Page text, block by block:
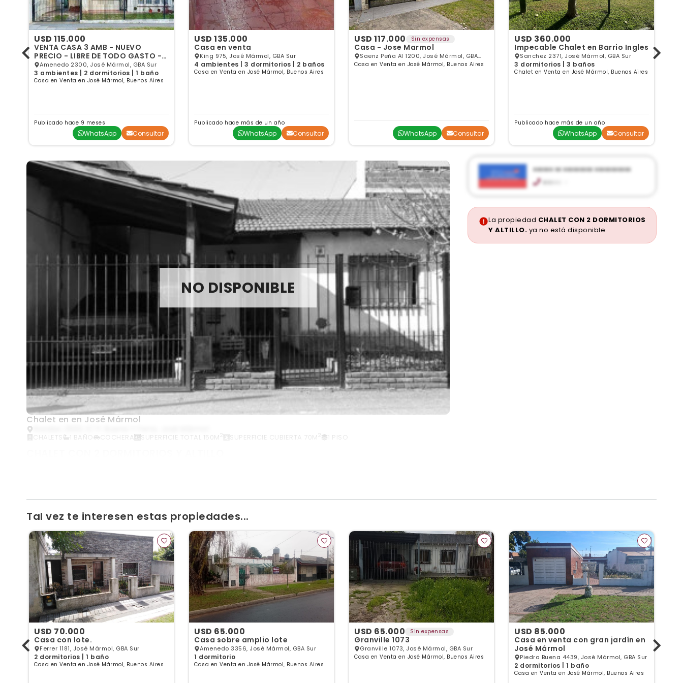
USD 115.000
VENTA CASA 3 AMB - NUEVO
PRECIO - LIBRE DE TODO GASTO -
APTA CREDITO
Amenedo 2300, José Mármol, GBA Sur
3 ambientes | 2 dormitorios | 1 baño
Casa en Venta en José Mármol, Buenos Aires
Publicado hace 9 meses
WhatsApp Consultar
USD 135.000
Casa en venta
King 975, José Mármol, GBA Sur
4 ambientes | 3 dormitorios | 2 baños
Casa en Venta en José Mármol, Buenos Aires
Publicado hace más de un año
WhatsApp Consultar
USD 117.000 Sin expensas
Casa - Jose Marmol
Saenz Peña Al 1200, José Mármol, GBA
Sur
Casa en Venta en José Mármol, Buenos Aires
WhatsApp Consultar
USD 360.000
Impecable Chalet en Barrio Ingles
Sanchez 2371, José Mármol, GBA Sur
3 dormitorios | 3 baños
Chalet en Venta en José Mármol, Buenos Aires
Publicado hace más de un año
WhatsApp Consultar
NO DISPONIBLE
Chalet en en José Mármol
CHALETS 1 BAÑO COCHERA SUPERFICIE TOTAL 150M 2 SUPERFICIE CUBIERTA 70M 2 1 PISO
xxxxxx xx xxxxxxxxx xxxxxxxxxxx
xxxxx xx
Mitre 1964, José Mármol
Horario de atención: De lunes a viernes de 9 a
Ver publicaciones de la inmobiliaria
La propiedad CHALET CON 2 DORMITORIOS
Y ALTILLO. ya no está disponible
Tal vez te interesen estas propiedades...
USD 70.000
Casa con lote.
Ferrer 1181, José Mármol, GBA Sur
2 dormitorios | 1 baño
Casa en Venta en José Mármol, Buenos Aires
USD 65.000
Casa sobre amplio lote
Amenedo 3356, José Mármol, GBA Sur
1 dormitorio
Casa en Venta en José Mármol, Buenos Aires
USD 65.000 Sin expensas
Granville 1073
Granville 1073, José Mármol, GBA Sur
Casa en Venta en José Mármol, Buenos Aires
USD 85.000
Casa en venta con gran jardín en
José Mármol
Piedra Buena 4439, José Mármol, GBA Sur
2 dormitorios | 1 baño
Casa en Venta en José Mármol, Buenos Aires